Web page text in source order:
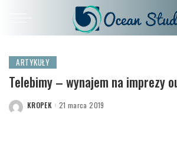
ARTYKUŁY
Telebimy – wynajem na imprezy
POSTED
KROPEK 21 marca 2019